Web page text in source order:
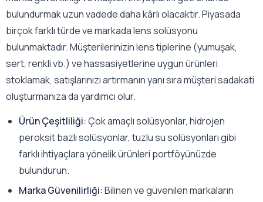
bulundurmak uzun vadede daha kârlı olacaktır. Piyasada
birçok farklı türde ve markada lens solüsyonu
bulunmaktadır. Müşterilerinizin lens tiplerine (yumuşak,
sert, renkli vb.) ve hassasiyetlerine uygun ürünleri
stoklamak, satışlarınızı artırmanın yanı sıra müşteri sadakati
oluşturmanıza da yardımcı olur.
Ürün Çeşitliliği:Çok amaçlı solüsyonlar, hidrojen
peroksit bazlı solüsyonlar, tuzlu su solüsyonları gibi
farklı ihtiyaçlara yönelik ürünleri portföyünüzde
bulundurun.
Marka Güvenilirliği:Bilinen ve güvenilen markaların